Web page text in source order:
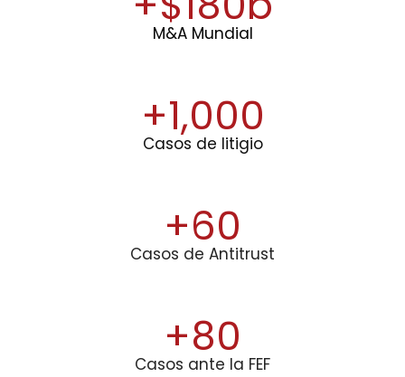
M&A Mundial
+1,000
Casos de litigio
+60
Casos de Antitrust
+80
Casos ante la FEF